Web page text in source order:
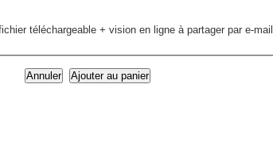
téléchargeable + vision en ligne à partager par e-mail